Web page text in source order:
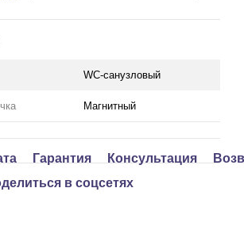
WC-санузловый
Магнитный
Гарантия Консультация
в соцсетях